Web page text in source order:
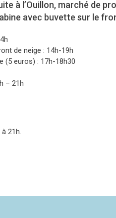
à l’Ouillon, marché de
avec buvette sur le
de neige : 14h-19h
(5 euros) : 17h-18h30
– 21h
21h.